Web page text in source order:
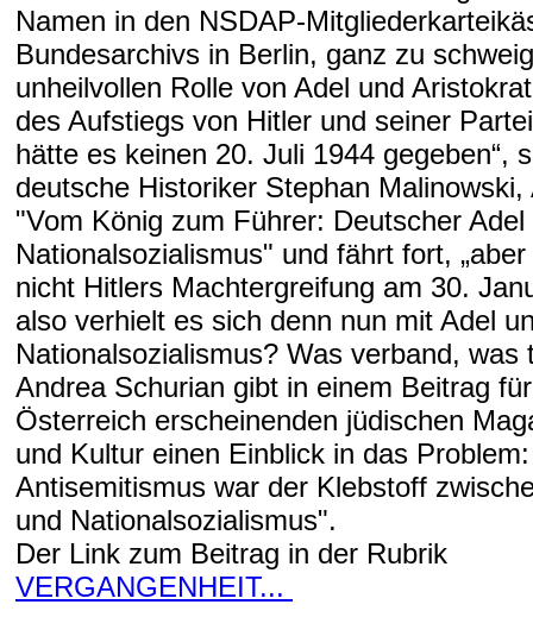
Namen in den NSDAP-
Bundesarchivs in Berlin, ganz zu
unheilvollen Rolle von Adel und
des Aufstiegs von Hitler und seiner
hätte es keinen 20. Juli 1944 gegeben“,
deutsche Historiker Stephan Malinowski,
"Vom König zum Führer: Deutscher Adel
Nationalsozialismus" und fährt fort,
nicht Hitlers Machtergreifung am 30.
also verhielt es sich denn nun mit Adel
Nationalsozialismus? Was verband, was
Andrea Schurian gibt in einem Beitrag
Österreich erscheinenden jüdischen
und Kultur einen Einblick in das
Antisemitismus war der Klebstoff
und Nationalsozialismus".
Der Link zum Beitrag in der Rubrik
VERGANGENHEIT...